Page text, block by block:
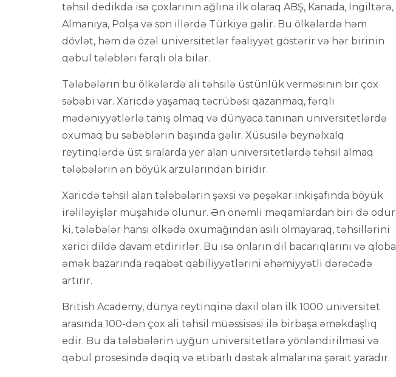
təhsil dedikdə isə çoxlarının ağlına ilk olaraq ABŞ, Kanada, İngiltərə,
Almaniya, Polşa və son illərdə Türkiyə gəlir. Bu ölkələrdə həm
dövlət, həm də özəl universitetlər fəaliyyət göstərir və hər birinin
qəbul tələbləri fərqli ola bilər.
Tələbələrin bu ölkələrdə ali təhsilə üstünlük verməsinin bir çox
səbəbi var. Xaricdə yaşamaq təcrübəsi qazanmaq, fərqli
mədəniyyətlərlə tanış olmaq və dünyaca tanınan universitetlərdə
oxumaq bu səbəblərin başında gəlir. Xüsusilə beynəlxalq
reytinqlərdə üst sıralarda yer alan universitetlərdə təhsil almaq
tələbələrin ən böyük arzularından biridir.
Xaricdə təhsil alan tələbələrin şəxsi və peşəkar inkişafında böyük
irəliləyişlər müşahidə olunur. Ən önəmli məqamlardan biri də odur
ki, tələbələr hansı ölkədə oxumağından asılı olmayaraq, təhsillərini
xarici dildə davam etdirirlər. Bu isə onların dil bacarıqlarını və qlobal
əmək bazarında rəqabət qabiliyyətlərini əhəmiyyətli dərəcədə
artırır.
British Academy, dünya reytinqinə daxil olan ilk 1000 universitet
arasında 100-dən çox ali təhsil müəssisəsi ilə birbaşa əməkdaşlıq
edir. Bu da tələbələrin uyğun universitetlərə yönləndirilməsi və
qəbul prosesində dəqiq və etibarlı dəstək almalarına şərait yaradır.